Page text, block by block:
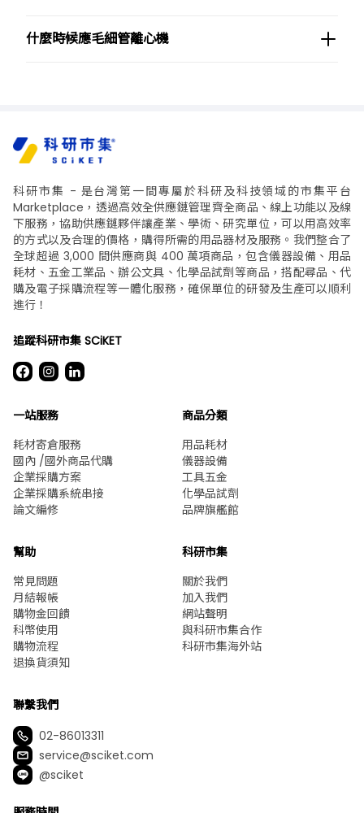
什麼時候應毛細管離心機
科研市集 - 是台灣第一間專屬於科研及科技領域的市集平台
Marketplace，透過高效全供應鏈管理齊全商品、線上功能以及線
下服務，協助供應鏈夥伴讓產業、學術、研究單位，可以用高效率
的方式以及合理的價格，購得所需的用品器材及服務。我們整合了
全球超過 3,000 間供應商與 400 萬項商品，包含儀器設備、用品
耗材、五金工業品、辦公文具、化學品試劑等商品，搭配尋品、代
購及電子採購流程等一體化服務，確保單位的研發及生產可以順利
進行！
追蹤科研市集 SCiKET
一站服務
耗材寄倉服務
國內 /國外商品代購
企業採購方案
企業採購系統串接
論文編修
商品分類
用品耗材
儀器設備
工具五金
化學品試劑
品牌旗艦館
幫助
常見問題
月結報帳
購物金回饋
科幣使用
購物流程
退換貨須知
科研市集
關於我們
加入我們
網站聲明
與科研市集合作
科研市集海外站
聯繫我們
02-86013311
service@sciket.com
@sciket